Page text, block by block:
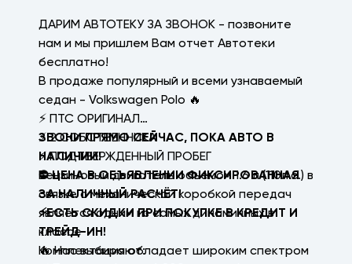
ДАРИМ АВТОТЕКУ ЗА ЗВОНОК - позвоните
нам и мы пришлем Вам отчет Автотеки
бесплатно!
В продаже популярный и всеми узнаваемый
седан - Volkswagen Polo 🔥
⚡ ПТС ОРИГИНАЛ
⚡ 2 СОБСТВЕННИКА
⚡ ПОДТВЕРЖДЕННЫЙ ПРОБЕГ
Бензиновый двигатель объемом 1.6 л (110л.с.) в
связке с механической коробкой передач
является одним из самых динамичных в
классе
Комплектация обладает широким спектром
ЗВОНИ ПРЯМО СЕЙЧАС, ПОКА АВТО В
НАЛИЧИИ!
⛔ ЦЕНА В ОБЪЯВЛЕНИИ ФИКСИРОВАННАЯ
ЗА НАЛИЧНЫЙ РАСЧЁТ!
⚡ЕСТЬ СКИДКИ ПРИ ПОКУПКЕ В КРЕДИТ И
ТРЕЙД-ИН!
🔥 Нас выбирают: